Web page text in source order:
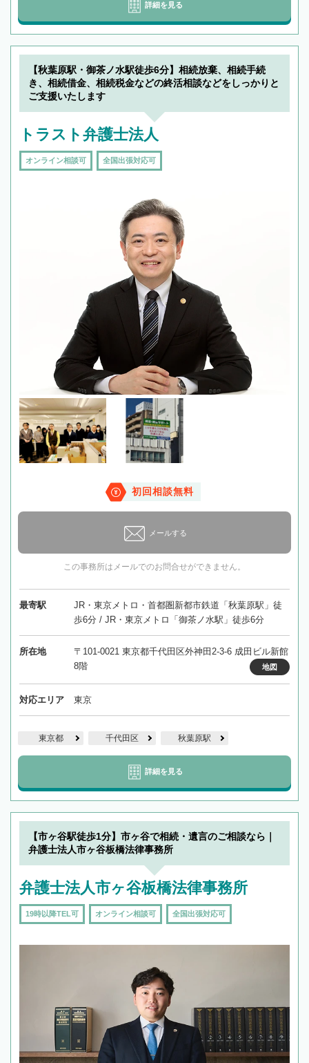
詳細を見る
【秋葉原駅・御茶ノ水駅徒歩6分】相続放棄、相続手続
き、相続借金、相続税金などの終活相談などをしっかりと
ご支援いたします
トラスト弁護士法人
オンライン相談可 全国出張対応可
初回相談無料
メールする
この事務所はメールでのお問合せができません。
最寄駅
JR・東京メトロ・首都圏新都市鉄道「秋葉原駅」徒
歩6分 / JR・東京メトロ「御茶ノ水駅」徒歩6分
所在地
〒101-0021 東京都千代田区外神田2-3-6 成田ビル新館
8階
地図
対応エリア 東京
東京都 千代田区 秋葉原駅
詳細を見る
【市ヶ谷駅徒歩1分】市ヶ谷で相続・遺言のご相談なら｜
弁護士法人市ヶ谷板橋法律事務所
弁護士法人市ヶ谷板橋法律事務所
19時以降TEL可 オンライン相談可 全国出張対応可